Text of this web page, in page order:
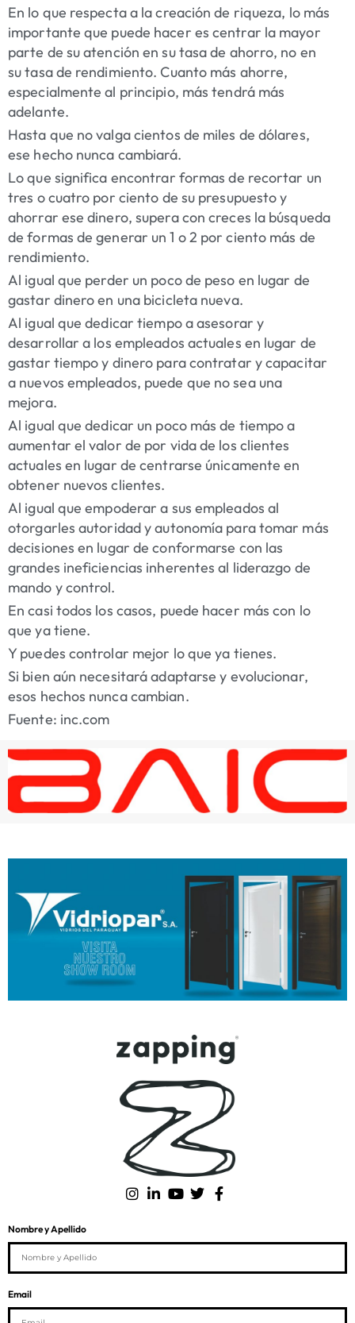
En lo que respecta a la creación de riqueza, lo más
importante que puede hacer es centrar la mayor
parte de su atención en su tasa de ahorro, no en
su tasa de rendimiento. Cuanto más ahorre,
especialmente al principio, más tendrá más
adelante.
Hasta que no valga cientos de miles de dólares,
ese hecho nunca cambiará.
Lo que significa encontrar formas de recortar un
tres o cuatro por ciento de su presupuesto y
ahorrar ese dinero, supera con creces la búsqueda
de formas de generar un 1 o 2 por ciento más de
rendimiento.
Al igual que perder un poco de peso en lugar de
gastar dinero en una bicicleta nueva.
Al igual que dedicar tiempo a asesorar y
desarrollar a los empleados actuales en lugar de
gastar tiempo y dinero para contratar y capacitar
a nuevos empleados, puede que no sea una
mejora.
Al igual que dedicar un poco más de tiempo a
aumentar el valor de por vida de los clientes
actuales en lugar de centrarse únicamente en
obtener nuevos clientes.
Al igual que empoderar a sus empleados al
otorgarles autoridad y autonomía para tomar más
decisiones en lugar de conformarse con las
grandes ineficiencias inherentes al liderazgo de
mando y control.
En casi todos los casos, puede hacer más con lo
que ya tiene.
Y puedes controlar mejor lo que ya tienes.
Si bien aún necesitará adaptarse y evolucionar,
esos hechos nunca cambian.
Fuente: inc.com
Nombre y Apellido
Email